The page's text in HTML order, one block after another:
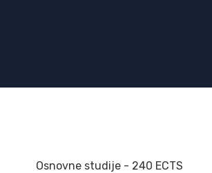
Osnovne studije - 240 ECTS